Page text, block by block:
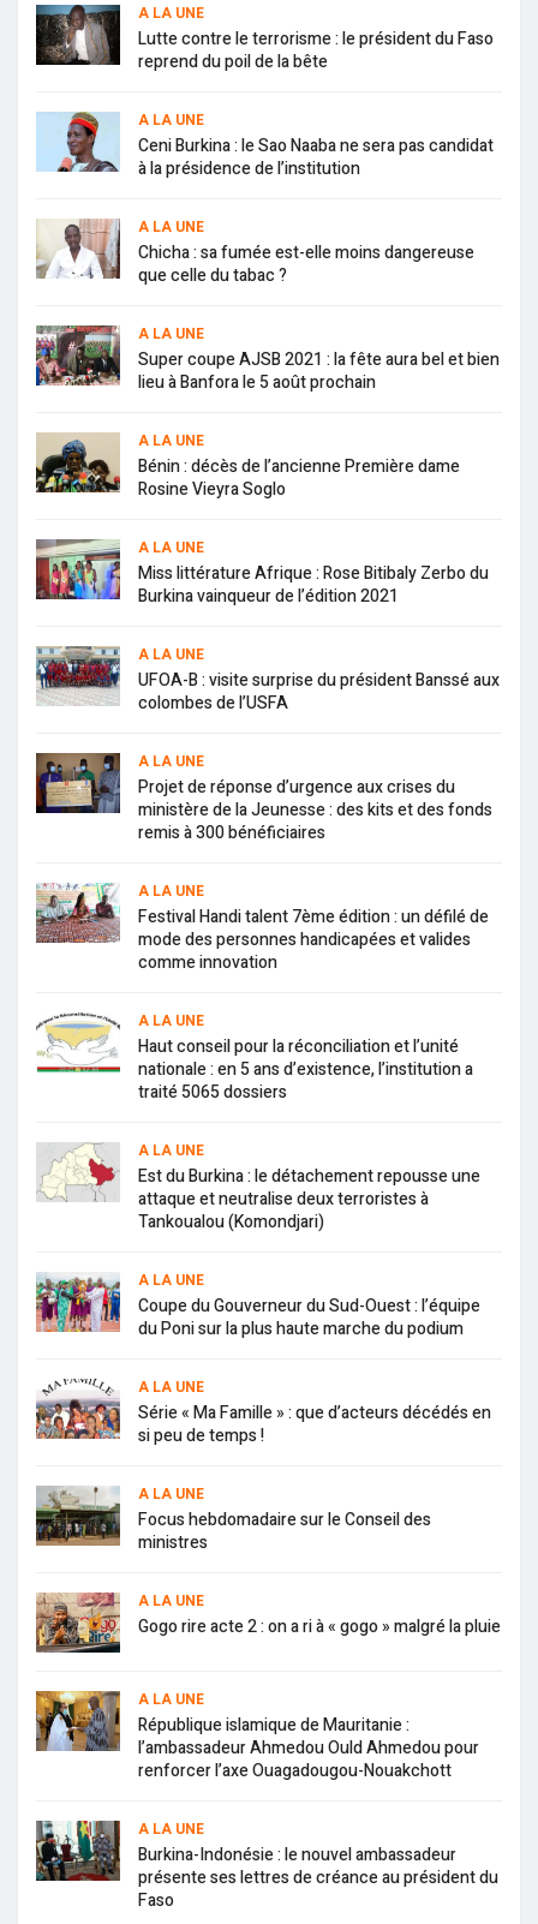
A LA UNE
Lutte contre le terrorisme : le président du Faso
reprend du poil de la bête
A LA UNE
Ceni Burkina : le Sao Naaba ne sera pas candidat
à la présidence de l’institution
A LA UNE
Chicha : sa fumée est-elle moins dangereuse
que celle du tabac ?
A LA UNE
Super coupe AJSB 2021 : la fête aura bel et bien
lieu à Banfora le 5 août prochain
A LA UNE
Bénin : décès de l’ancienne Première dame
Rosine Vieyra Soglo
A LA UNE
Miss littérature Afrique : Rose Bitibaly Zerbo du
Burkina vainqueur de l’édition 2021
A LA UNE
UFOA-B : visite surprise du président Banssé aux
colombes de l’USFA
A LA UNE
Projet de réponse d’urgence aux crises du
ministère de la Jeunesse : des kits et des fonds
remis à 300 bénéficiaires
A LA UNE
Festival Handi talent 7ème édition : un défilé de
mode des personnes handicapées et valides
comme innovation
A LA UNE
Haut conseil pour la réconciliation et l’unité
nationale : en 5 ans d’existence, l’institution a
traité 5065 dossiers
A LA UNE
Est du Burkina : le détachement repousse une
attaque et neutralise deux terroristes à
Tankoualou (Komondjari)
A LA UNE
Coupe du Gouverneur du Sud-Ouest : l’équipe
du Poni sur la plus haute marche du podium
A LA UNE
Série « Ma Famille » : que d’acteurs décédés en
si peu de temps !
A LA UNE
Focus hebdomadaire sur le Conseil des
ministres
A LA UNE
Gogo rire acte 2 : on a ri à « gogo » malgré la pluie
A LA UNE
République islamique de Mauritanie :
l’ambassadeur Ahmedou Ould Ahmedou pour
renforcer l’axe Ouagadougou-Nouakchott
A LA UNE
Burkina-Indonésie : le nouvel ambassadeur
présente ses lettres de créance au président du
Faso